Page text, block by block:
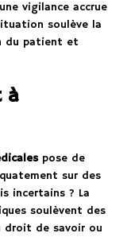
vigilance accrue
soulève la
du patient et
à
pose de
sur des
incertains ? La
soulèvent des
droit de savoir ou